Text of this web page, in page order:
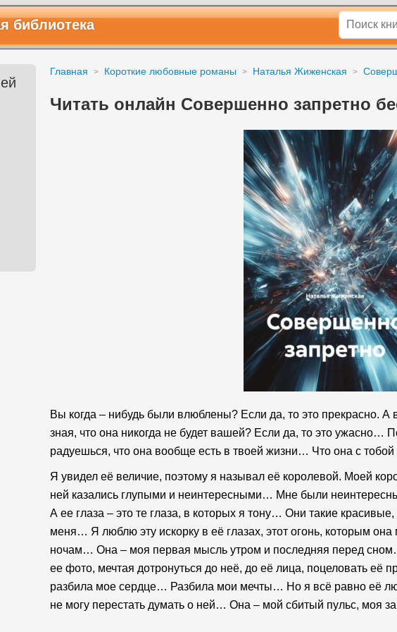
библиотека
Главная Короткие любовные романы Наталья Жиженская
Читать онлайн Совершенно запретно
Вы когда – нибудь были влюблены? Если да, то это прекрасно.
зная, что она никогда не будет вашей? Если да, то это
радуешься, что она вообще есть в твоей жизни… Что она с
Я увидел её величие, поэтому я называл её королевой. Моей
ней казались глупыми и неинтересными… Мне были
А ее глаза – это те глаза, в которых я тону… Они такие
меня… Я люблю эту искорку в её глазах, этот огонь, которым
ночам… Она – моя первая мысль утром и последняя перед
ее фото, мечтая дотронуться до неё, до её лица, поцеловать её
разбила мое сердце… Разбила мои мечты… Но я всё равно её
не могу перестать думать о ней… Она – мой сбитый пульс, моя